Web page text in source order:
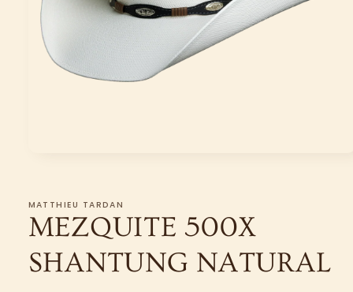
en
una
ventana
modal
MATTHIEU TARDAN
MEZQUITE 500X
SHANTUNG NATURAL